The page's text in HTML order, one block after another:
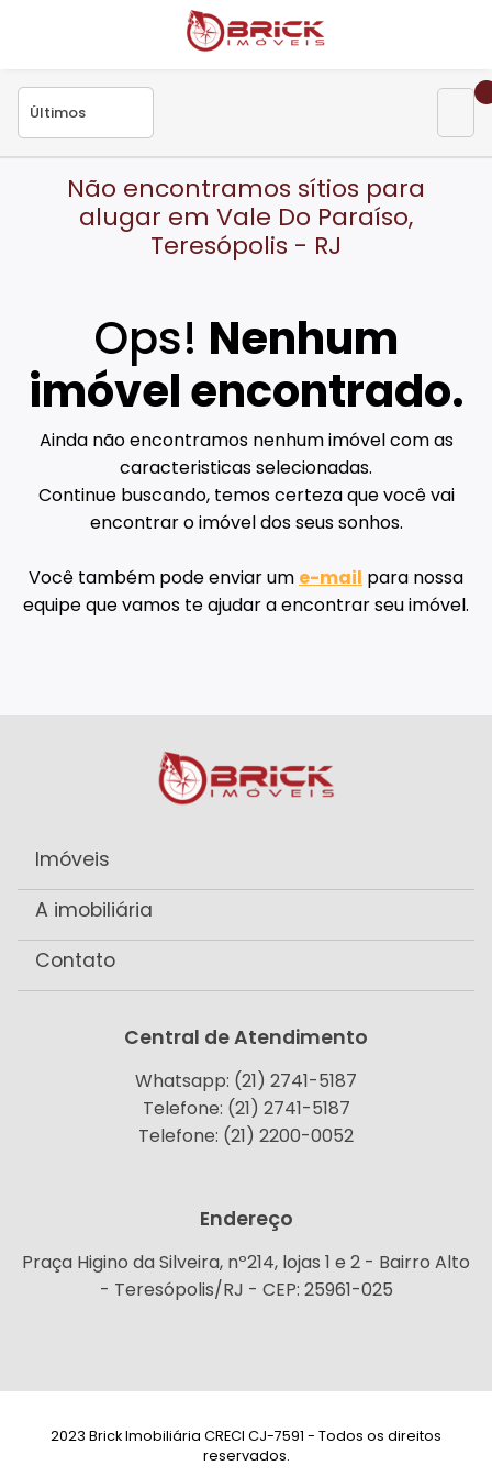
Não encontramos sítios para
alugar em Vale Do Paraíso,
Teresópolis - RJ
Ops! Nenhum
imóvel encontrado.
Ainda não encontramos nenhum imóvel com as
caracteristicas selecionadas.
Continue buscando, temos certeza que você vai
encontrar o imóvel dos seus sonhos.
Você também pode enviar um e-mail para nossa
equipe que vamos te ajudar a encontrar seu imóvel.
Imóveis
A imobiliária
Contato
Central de Atendimento
Whatsapp: (21) 2741-5187
Telefone: (21) 2741-5187
Telefone: (21) 2200-0052
Endereço
Praça Higino da Silveira, nº214, lojas 1 e 2 - Bairro Alto
- Teresópolis/RJ - CEP: 25961-025
2023 Brick Imobiliária CRECI CJ-7591 - Todos os direitos
reservados.